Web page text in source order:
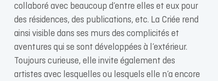
collaboré avec beaucoup d’entre elles et eux pour
des résidences, des publications, etc. La Criée rend
ainsi visible dans ses murs des complicités et
aventures qui se sont développées à l’extérieur.
Toujours curieuse, elle invite également des
artistes avec lesquelles ou lesquels elle n’a encore